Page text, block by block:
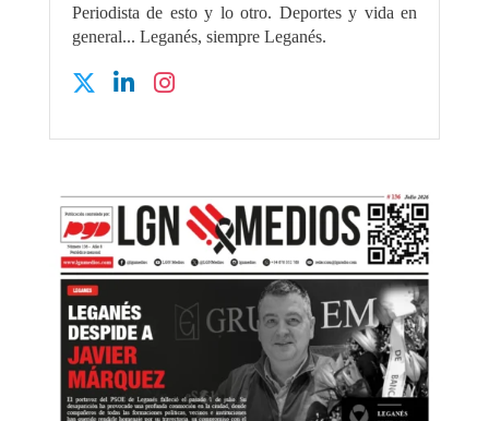
Periodista de esto y lo otro. Deportes y vida en
general... Leganés, siempre Leganés.